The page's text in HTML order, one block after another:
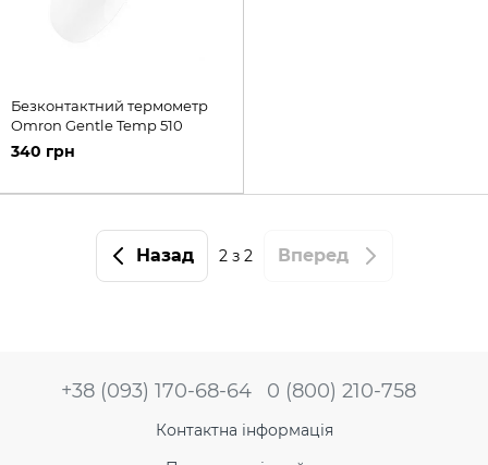
Безконтактний термометр
Omron Gentle Temp 510
340 грн
Назад 2з 2 Вперед
+38 (093) 170-68-64 0 (800) 210-758
Контактна інформація